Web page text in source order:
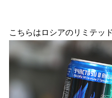
こちらはロシアのリミテッ